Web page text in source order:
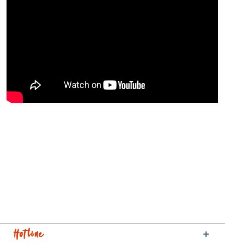
Hotline